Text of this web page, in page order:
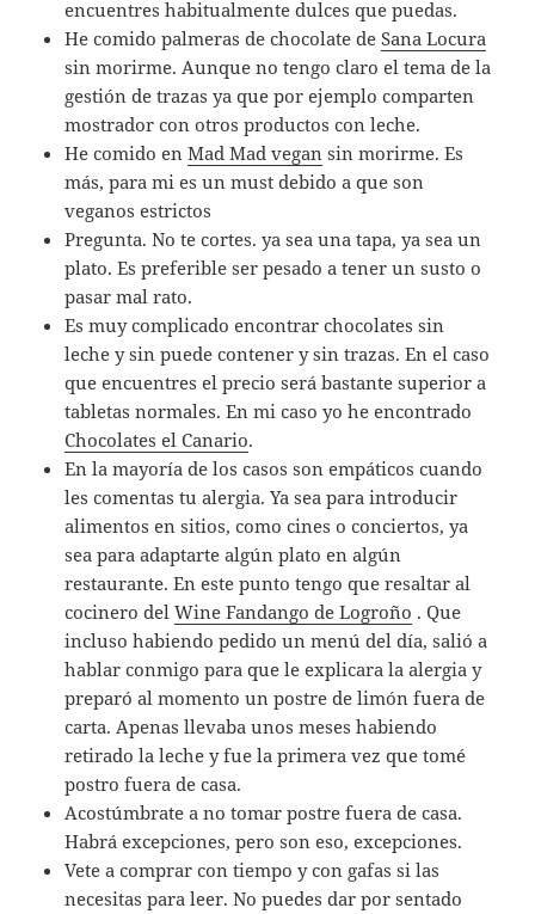
encuentres habitualmente dulces que puedas.
He comido palmeras de chocolate deSana Locura
sin morirme. Aunque no tengo claro el tema de la
gestión de trazas ya que por ejemplo comparten
mostrador con otros productos con leche.
He comido enMad Mad vegan sin morirme. Es
más, para mi es un must debido a que son
veganos estrictos
Pregunta. No te cortes. ya sea una tapa, ya sea un
plato. Es preferible ser pesado a tener un susto o
pasar mal rato.
Es muy complicado encontrar chocolates sin
leche y sin puede contener y sin trazas. En el caso
que encuentres el precio será bastante superior a
tabletas normales. En mi caso yo he encontrado
Chocolates el Canario.
En la mayoría de los casos son empáticos cuando
les comentas tu alergia. Ya sea para introducir
alimentos en sitios, como cines o conciertos, ya
sea para adaptarte algún plato en algún
restaurante. En este punto tengo que resaltar al
cocinero delWine Fandango de Logroño . Que
incluso habiendo pedido un menú del día, salió a
hablar conmigo para que le explicara la alergia y
preparó al momento un postre de limón fuera de
carta. Apenas llevaba unos meses habiendo
retirado la leche y fue la primera vez que tomé
postro fuera de casa.
Acostúmbrate a no tomar postre fuera de casa.
Habrá excepciones, pero son eso, excepciones.
Vete a comprar con tiempo y con gafas si las
necesitas para leer. No puedes dar por sentado